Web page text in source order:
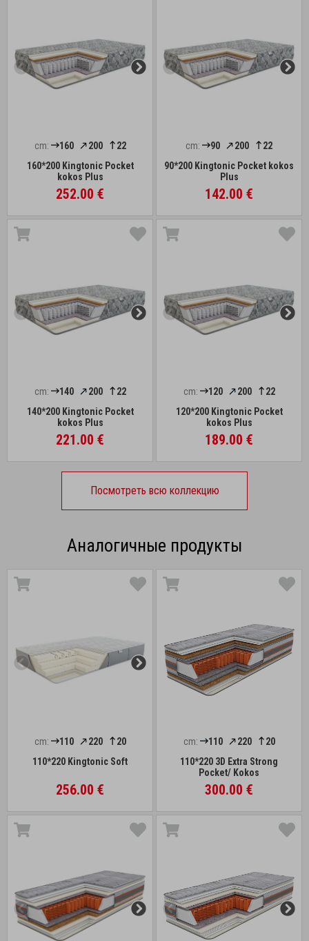
cm: 160 200
22
160*200 Kingtonic Pocket
kokos Plus
252.00 €
cm: 90 200
22
90*200 Kingtonic Pocket kokos
Plus
142.00 €
cm: 140 200
22
140*200 Kingtonic Pocket
kokos Plus
221.00 €
cm: 120 200
22
120*200 Kingtonic Pocket
kokos Plus
189.00 €
Посмотреть всю коллекцию
Аналогичные продукты
cm: 110 220
20
110*220 Kingtonic Soft
256.00 €
cm: 110 220
20
110*220 3D Extra Strong
Pocket/ Kokos
300.00 €